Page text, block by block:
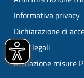
Informativa privacy
Dichiarazione di
Note legali
Attuazione misure